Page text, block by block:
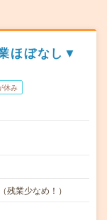
ほぼなし▼
休み
業少なめ！）